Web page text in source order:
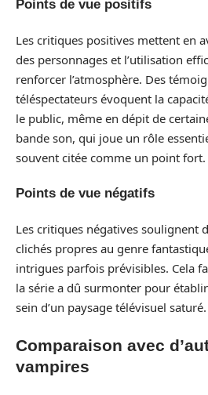
Points de vue positifs
Les critiques positives mettent en
des personnages et l’utilisation
renforcer l’atmosphère. Des
téléspectateurs évoquent la
le public, même en dépit de
bande son, qui joue un rôle
souvent citée comme un point fort.
Points de vue négatifs
Les critiques négatives soulignent
clichés propres au genre
intrigues parfois prévisibles. Cela
la série a dû surmonter pour
sein d’un paysage télévisuel saturé.
Comparaison avec
vampires